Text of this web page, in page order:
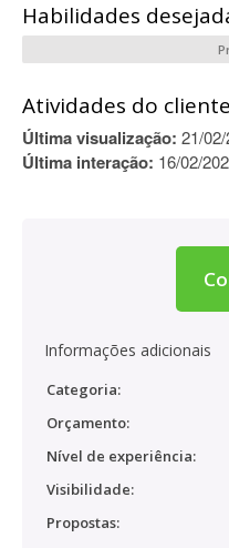
Habilidades
Atividades do
Última visualização: 21/
Última interação: 16/02/
Informações adicionais
Categoria:
Orçamento:
Nível de experiência:
Visibilidade:
Propostas: